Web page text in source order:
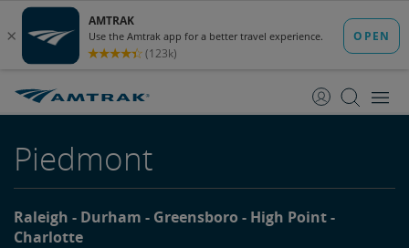
Contenido
Navegación
Piedmont
Raleigh Durham Greensboro
High Point
Charlotte